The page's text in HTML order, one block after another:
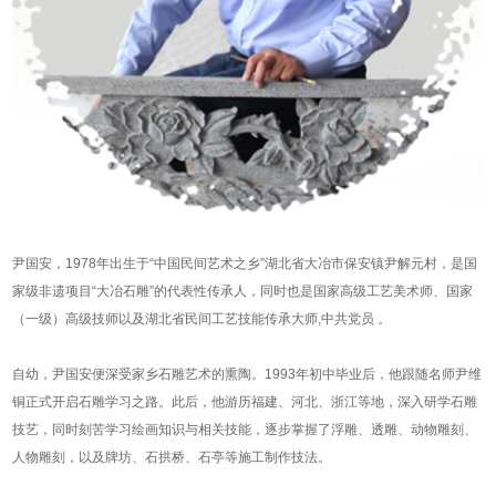
尹国安，1978年出生于“中国民间艺术之乡”湖北省大冶市保安镇尹解元村，是国
家级非遗项目“大冶石雕”的代表性传承人，同时也是国家高级工艺美术师、国家
（一级）高级技师以及湖北省民间工艺技能传承大师,中共党员 。
自幼，尹国安便深受家乡石雕艺术的熏陶。1993年初中毕业后，他跟随名师尹维
铜正式开启石雕学习之路。此后，他游历福建、河北、浙江等地，深入研学石雕
技艺，同时刻苦学习绘画知识与相关技能，逐步掌握了浮雕、透雕、动物雕刻、
人物雕刻，以及牌坊、石拱桥、石亭等施工制作技法。